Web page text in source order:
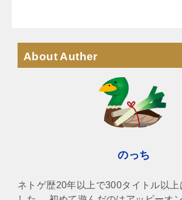
About Auther
のっち
ネトゲ歴20年以上で300タイトル以上